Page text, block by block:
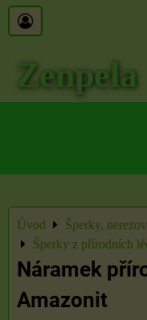
Zenpela
Úvod
Šperky,
Šperky z přírodních
Náramek
Amazonit